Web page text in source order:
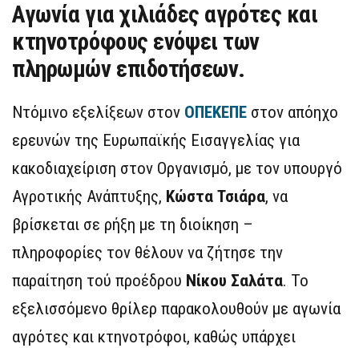
Αγωνία για χιλιάδες αγρότες και
κτηνοτρόφους ενόψει των
πληρωμών επιδοτήσεων.
Ντόμινο εξελίξεων στον ΟΠΕΚΕΠΕ στον απόηχο
ερευνών της Ευρωπαϊκής Εισαγγελίας για
κακοδιαχείριση στον Οργανισμό, με τον υπουργό
Αγροτικής Ανάπτυξης, Κώστα Τσιάρα, να
βρίσκεται σε ρήξη με τη διοίκηση –
πληροφορίες τον θέλουν να ζήτησε την
παραίτηση τού προέδρου Νίκου Σαλάτα. Το
εξελισσόμενο θρίλερ παρακολουθούν με αγωνία
αγρότες και κτηνοτρόφοι, καθώς υπάρχει